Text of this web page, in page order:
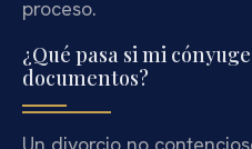
proceso.
¿Qué pasa si mi
documentos?
Un divorcio no